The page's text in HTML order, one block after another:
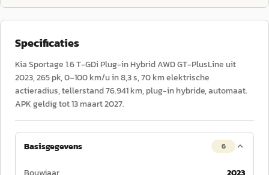
Specificaties
Kia Sportage 1.6 T-GDi Plug-in Hybrid AWD GT-PlusLine uit
2023, 265 pk, 0–100 km/u in 8,3 s, 70 km elektrische
actieradius, tellerstand 76.941 km, plug-in hybride, automaat.
APK geldig tot 13 maart 2027.
Basisgegevens 6